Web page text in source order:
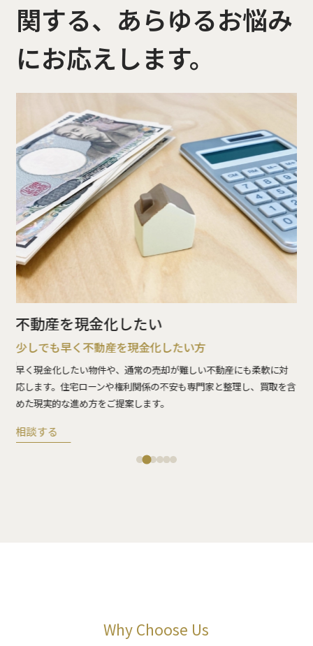
関する、 あらゆるお悩み
にお応えします。
不動産を現金化したい
少しでも早く不動産を現金化したい方
早く現金化したい物件や、通常の売却が難しい不動産にも柔軟に対
応します。住宅ローンや権利関係の不安も専門家と整理し、買取を含
めた現実的な進め方をご提案します。
相談する
Why Choose Us